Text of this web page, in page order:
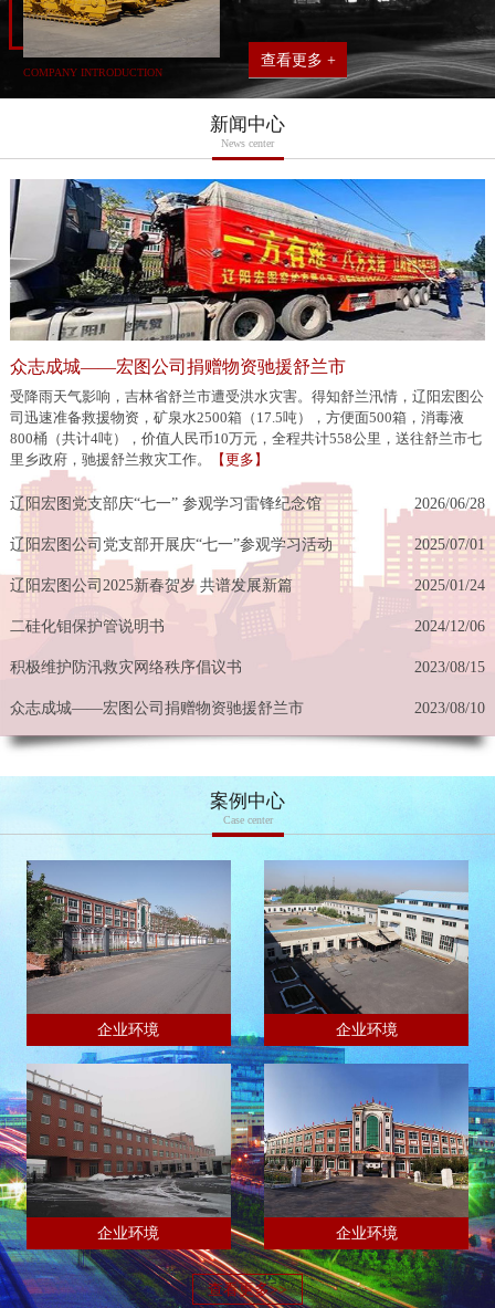
COMPANY INTRODUCTION
品配方独特，生产工艺合理，生产
设备先进，同时拥有高素质的优秀
员工队伍。
公司产品质量稳定，使用寿命
长等特点，是用户最理想的产品，
2004年3月通过了IS09001: 2000质
量体系认证，建立了完整完善的质
质量打造品牌，让名优产品开拓市
场，把管理化为效益，以实现可持
续发展。
查看更多 +
新闻中心
News center
众志成城——宏图公司捐赠物资驰援舒兰市
受降雨天气影响，吉林省舒兰市遭受洪水灾害。得知舒兰汛情，辽阳宏图公
司迅速准备救援物资，矿泉水2500箱（17.5吨），方便面500箱，消毒液
800桶（共计4吨），价值人民币10万元，全程共计558公里，送往舒兰市七
里乡政府，驰援舒兰救灾工作。
【更多】
辽阳宏图党支部庆“七一” 参观学习雷锋纪念馆 2026/06/28
辽阳宏图公司党支部开展庆“七一”参观学习活动 2025/07/01
辽阳宏图公司2025新春贺岁 共谱发展新篇 2025/01/24
二硅化钼保护管说明书 2024/12/06
积极维护防汛救灾网络秩序倡议书 2023/08/15
众志成城——宏图公司捐赠物资驰援舒兰市 2023/08/10
案例中心
Case center
企业环境 企业环境
企业环境 企业环境
查看更多>>